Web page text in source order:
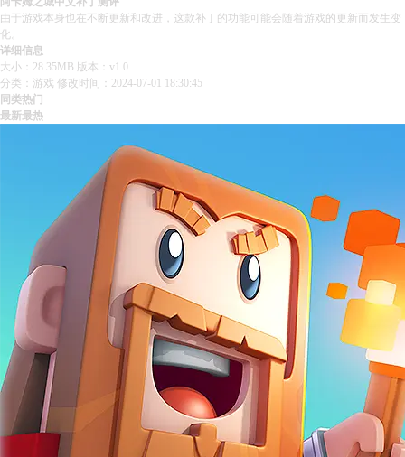
由于游戏本身也在不断更新和改进，这款补丁的功能可能会随着游戏的更新而发生变
化。
详细信息
大小：28.35MB 版本：v1.0
分类：游戏 修改时间：2024-07-01 18:30:45
同类热门
最新最热